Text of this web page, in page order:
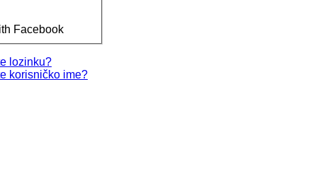
Facebook
lozinku?
korisničko ime?